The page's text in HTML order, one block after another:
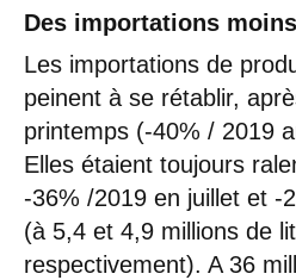
Des importations
Les importations de
peinent à se rétablir,
printemps (-40% / 2019
Elles étaient toujours
-36% /2019 en juillet et -
(à 5,4 et 4,9 millions de
respectivement). A 36